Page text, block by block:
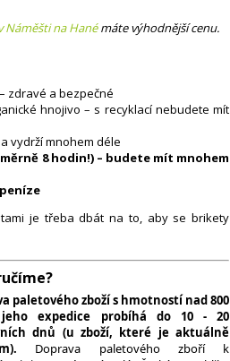
Náměšti na Hanémáte výhodnější cenu.
zdravé a bezpečné
hnojivo – s recyklací nebudete mít
vydrží mnohem déle
8 hodin!) – budete mít mnohem
je třeba dbát na to, aby se brikety
paletového zboží s hmotností nad 800
expedice probíhá do 10 - 20
dnů (u zboží, které je aktuálně
Doprava paletového zboří k